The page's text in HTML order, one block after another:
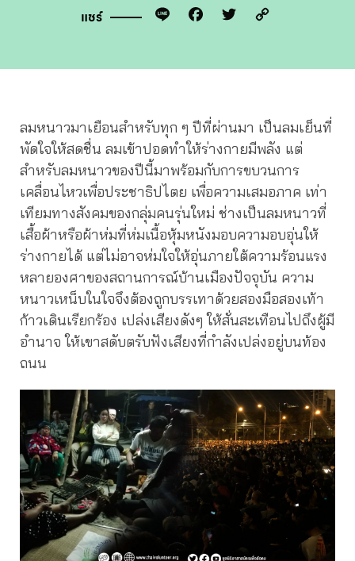
แชร์ Line Facebook
Twitter
ลมหนาวมาเยือนสำหรับทุก ๆ ปีที่ผ่านมา เป็นลมเย็นที่
พัดใจให้สดชื่น ลมเข้าปอดทำให้ร่างกายมีพลัง แต่
สำหรับลมหนาวของปีนี้มาพร้อมกับการขบวนการ
เคลื่อนไหวเพื่อประชาธิปไตย เพื่อความเสมอภาค เท่า
เทียมทางสังคมของกลุ่มคนรุ่นใหม่ ช่างเป็นลมหนาวที่
เสื้อผ้าหรือผ้าห่มที่ห่มเนื้อหุ้มหนังมอบความอบอุ่นให้
ร่างกายได้ แต่ไม่อาจห่มใจให้อุ่นภายใต้ความร้อนแรง
หลายองศาของสถานการณ์บ้านเมืองปัจจุบัน ความ
หนาวเหน็บในใจจึงต้องถูกบรรเทาด้วยสองมือสองเท้า
ก้าวเดินเรียกร้อง เปล่งเสียงดังๆ ให้สั่นสะเทือนไปถึงผู้มี
อำนาจ ให้เขาสดับตรับฟังเสียงที่กำลังเปล่งอยู่บนท้อง
ถนน